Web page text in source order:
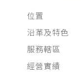
位置
沿革及特色
服務轄區
經營實績